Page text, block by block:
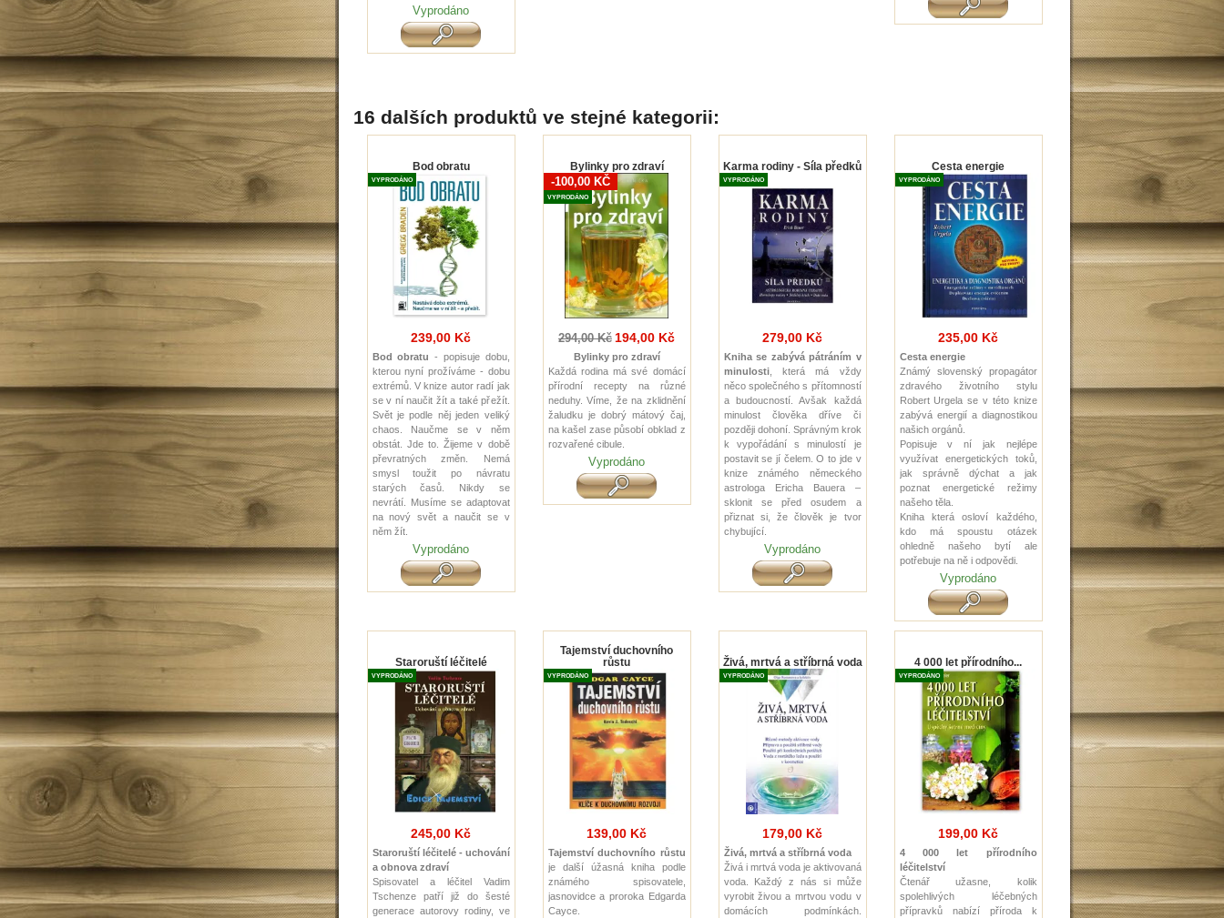
Vyprodáno
16 dalších produktů ve stejné kategorii:
Bod obratu
VYPRODÁNO
239,00 Kč
Bod obratu - popisuje dobu,
kterou nyní prožíváme - dobu
extrémů. V knize autor radí jak
se v ní naučit žít a také přežít.
Svět je podle něj jeden veliký
chaos. Naučme se v něm
obstát. Jde to. Žijeme v době
převratných změn. Nemá
smysl toužit po návratu
starých časů. Nikdy se
nevrátí. Musíme se adaptovat
na nový svět a naučit se v
něm žít.
Vyprodáno
Bylinky pro zdraví
-100,00 KČ
VYPRODÁNO
294,00 Kč 194,00 Kč
Bylinky pro zdraví
Každá rodina má své domácí
přírodní recepty na různé
neduhy. Víme, že na zklidnění
žaludku je dobrý mátový čaj,
na kašel zase působí obklad z
rozvařené cibule.
Vyprodáno
Karma rodiny - Síla předků
VYPRODÁNO
279,00 Kč
Kniha se zabývá pátráním v
minulosti, která má vždy
něco společného s přítomností
a budoucností. Avšak každá
minulost člověka dříve či
později dohoní. Správným krok
k vypořádání s minulostí je
postavit se jí čelem. O to jde v
knize známého německého
astrologa Ericha Bauera –
sklonit se před osudem a
přiznat si, že člověk je tvor
chybující.
Vyprodáno
Cesta energie
VYPRODÁNO
235,00 Kč
Cesta energie
Známý slovenský propagátor
zdravého životního stylu
Robert Urgela se v této knize
zabývá energií a diagnostikou
našich orgánů.
Popisuje v ní jak nejlépe
využívat energetických toků,
jak správně dýchat a jak
poznat energetické režimy
našeho těla.
Kniha která osloví každého,
kdo má spoustu otázek
ohledně našeho bytí ale
potřebuje na ně i odpovědi.
Vyprodáno
Staroruští léčitelé
VYPRODÁNO
245,00 Kč
Staroruští léčitelé - uchování
a obnova zdraví
Spisovatel a léčitel Vadim
Tschenze patří již do šesté
generace autorovy rodiny, ve
Tajemství duchovního
růstu
VYPRODÁNO
139,00 Kč
Tajemství duchovního růstu
je další úžasná kniha podle
známého spisovatele,
jasnovidce a proroka Edgarda
Cayce.
Živá, mrtvá a stříbrná voda
VYPRODÁNO
179,00 Kč
Živá, mrtvá a stříbrná voda
Živá i mrtvá voda je aktivovaná
voda. Každý z nás si může
vyrobit živou a mrtvou vodu v
domácích podmínkách.
4 000 let přírodního...
VYPRODÁNO
199,00 Kč
4 000 let přírodního
léčitelství
Čtenář užasne, kolik
spolehlivých léčebných
přípravků nabízí příroda k